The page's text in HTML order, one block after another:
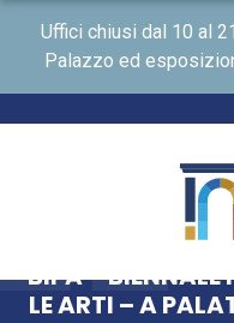
Uffici chiusi dal 10 al
Palazzo ed
BIPA – BIENNALE
LE ARTI – A